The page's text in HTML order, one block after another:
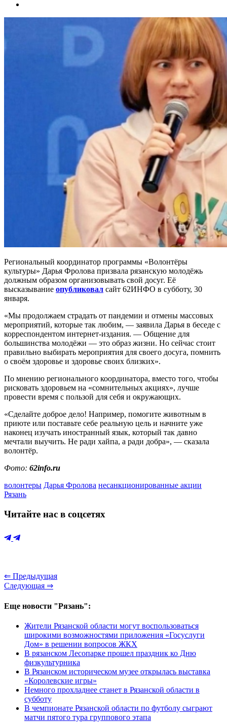
Региональный координатор программы «Волонтёры
культуры» Дарья Фролова призвала рязанскую молодёжь
должным образом организовывать свой досуг. Её
высказывание опубликовал сайт 62ИНФО в субботу, 30
января.
«Мы продолжаем страдать от пандемии и отмены массовых
мероприятий, которые так любим, — заявила Дарья в беседе с
корреспондентом интернет-издания. — Общение для
большинства молодёжи — это образ жизни. Но сейчас стоит
правильно выбирать мероприятия для своего досуга, помнить
о своём здоровье и здоровье своих близких».
По мнению регионального координатора, вместо того, чтобы
рисковать здоровьем на «сомнительных акциях», лучше
провести время с пользой для себя и окружающих.
«Сделайте доброе дело! Например, помогите животным в
приюте или поставьте себе реальную цель и начните уже
наконец изучать иностранный язык, который так давно
мечтали выучить. Не ради хайпа, а ради добра», — сказала
волонтёр.
Фото: 62info.ru
волонтеры Дарья Фролова несанкционированные акции
Рязань
Читайте нас в соцсетях
⇐ Предыдущая
Следующая ⇒
Еще новости "Рязань":
Жители Рязанской области могут воспользоваться
широкими возможностями приложения «Госуслуги
Дом» в решении вопросов ЖКХ
В рязанском Лесопарке прошел праздник ко Дню
физкультурника
В Рязанском историческом музее открылась выставка
«Королевские игры»
Немного прохладнее станет в Рязанской области в
субботу
В чемпионате Рязанской области по футболу сыграют
матчи пятого тура группового этапа